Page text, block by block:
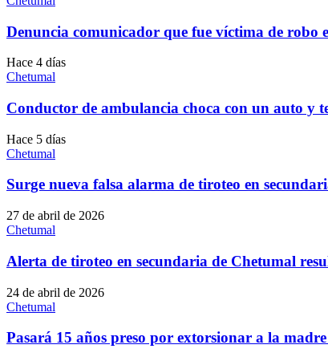
Denuncia comunicador que fue víctima de robo
Hace 4 días
Chetumal
Conductor de ambulancia choca con un auto y
Hace 5 días
Chetumal
Surge nueva falsa alarma de tiroteo en
27 de abril de 2026
Chetumal
Alerta de tiroteo en secundaria de Chetumal
24 de abril de 2026
Chetumal
Pasará 15 años preso por extorsionar a la